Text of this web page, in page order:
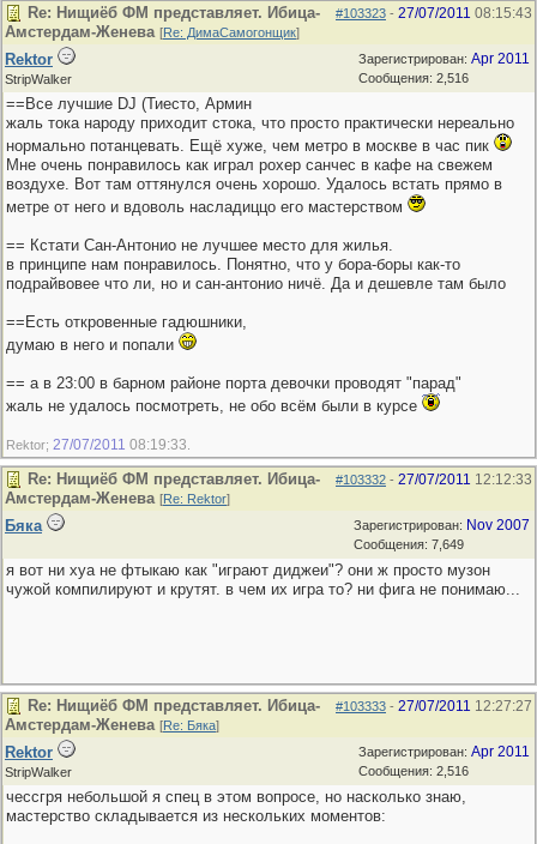
#103323 - 27/07/2011 08:15:43
Re: Нищиёб ФМ представляет. Ибица-
Амстердам-Женева [Re: ДимаСамогонщик]
Зарегистрирован: Apr 2011
Сообщения: 2,516
Rektor
StripWalker
==Все лучшие DJ (Тиесто, Армин
жаль тока народу приходит стока, что просто практически нереально
нормально потанцевать. Ещё хуже, чем метро в москве в час пик
Мне очень понравилось как играл рохер санчес в кафе на свежем
воздухе. Вот там оттянулся очень хорошо. Удалось встать прямо в
метре от него и вдоволь насладиццо его мастерством
== Кстати Сан-Антонио не лучшее место для жилья.
в принципе нам понравилось. Понятно, что у бора-боры как-то
подрайвовее что ли, но и сан-антонио ничё. Да и дешевле там было
==Есть откровенные гадюшники,
думаю в него и попали
== а в 23:00 в барном районе порта девочки проводят "парад"
жаль не удалось посмотреть, не обо всём были в курсе
Rektor; 27/07/2011 08:19:33
#103332 - 27/07/2011 12:12:33
Re: Нищиёб ФМ представляет. Ибица-
Амстердам-Женева [Re: Rektor]
Зарегистрирован: Nov 2007
Сообщения: 7,649
Бяка
я вот ни хуа не фтыкаю как "играют диджеи"? они ж просто музон
чужой компилируют и крутят. в чем их игра то? ни фига не понимаю...
#103333 - 27/07/2011 12:27:27
Re: Нищиёб ФМ представляет. Ибица-
Амстердам-Женева [Re: Бяка]
Зарегистрирован: Apr 2011
Сообщения: 2,516
Rektor
StripWalker
чессгря небольшой я спец в этом вопросе, но насколько знаю,
мастерство складывается из нескольких моментов: